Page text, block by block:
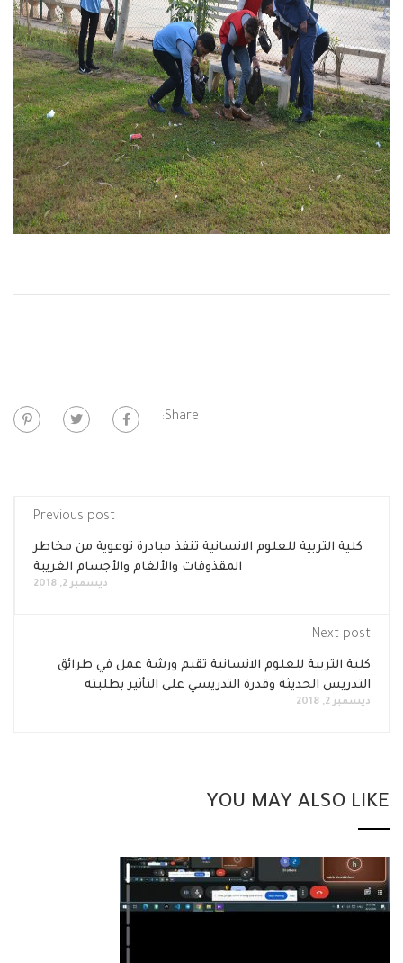
Share:
Previous post
كلية التربية للعلوم الانسانية تنفذ مبادرة توعوية من مخاطر
المقذوفات والألغام والأجسام الغريبة
ديسمبر 2, 2018
Next post
كلية التربية للعلوم الانسانية تقيم ورشة عمل في طرائق
التدريس الحديثة وقدرة التدريسي على التأثير بطلبته
ديسمبر 2, 2018
YOU MAY ALSO LIKE